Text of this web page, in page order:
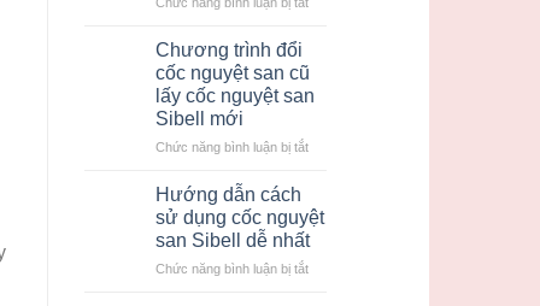
san
là
gì?
pháp
cho
kỳ
kinh
nguyệt
Chương trình đổi
cốc nguyệt san cũ
lấy cốc nguyệt san
Sibell mới
Chức năng bình luận bị tắtở
đổi
cốc
nguyệt
san
Hướng dẫn cách
sử dụng cốc nguyệt
san Sibell dễ nhất
Chức năng bình luận bị tắtở